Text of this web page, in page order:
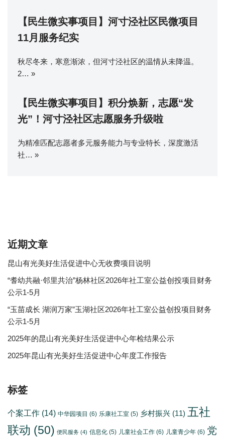
【民生微实事项目】河寸泾社区民微项目
11月服务纪实
秋尽冬来，寒意渐浓，但河寸泾社区的温情从未降温。
2… »
【民生微实事项目】积分焕新，志愿“发
光”！河寸泾社区志愿服务升级啦
为精准匹配志愿者多元服务能力与专业特长，深度激活
社… »
近期文章
昆山有光美好生活促进中心无收费项目说明
“耆幼共融·邻里共治”杨林社区2026年社工室公益创投项目财务
公示1-5月
“玉苗成长 湖润万家”玉湖社区2026年社工室公益创投项目财务
公示1-5月
2025年的昆山有光美好生活促进中心年检结果公示
2025年昆山有光美好生活促进中心年度工作报告
标签
个案工作 (14) 中华园项目 (6) 乐康社工室 (5) 乡村振兴 (11) 五社
联动 (50) 便民服务 (4) 信息化 (5) 儿童社会工作 (6) 儿童青少年 (6) 党